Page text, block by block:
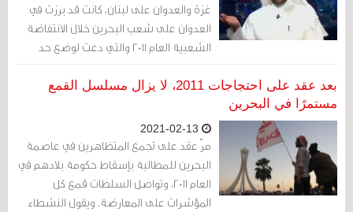
غزة والعدوان على لبنان، كانت قد برزت في
العدوان على شعب البحرين خلال الانتفاضة
الشعبية العام 2011 والتي دعت لوضع حد
لاستحواذ عائلة آل خليفة على السلطة.
بعد عقد على احتجاجات 2011، لا يزال مسلسل القمع
مستمرًا في البحرين
مرّ عقد على تجمع المتظاهرين في عاصمة
البحرين للمطالبة بإسقاط حكومة بلادهم في
العام 2011، وتواصل السلطات قمع كل
المؤشرات على المعارضة. ويقول النشطاء